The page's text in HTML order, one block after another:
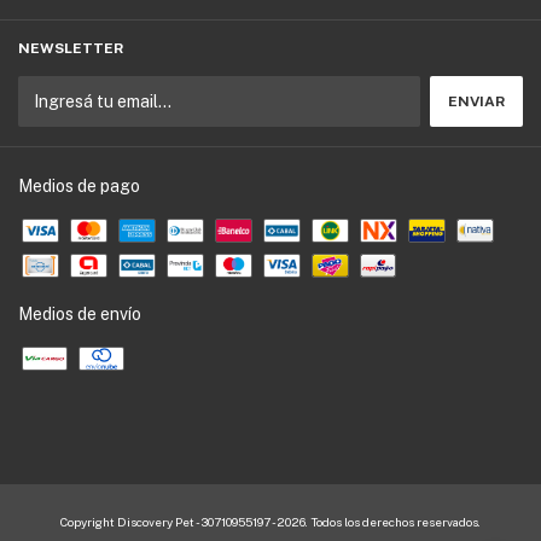
NEWSLETTER
Medios de pago
Medios de envío
Copyright Discovery Pet - 30710955197 - 2026. Todos los derechos reservados.